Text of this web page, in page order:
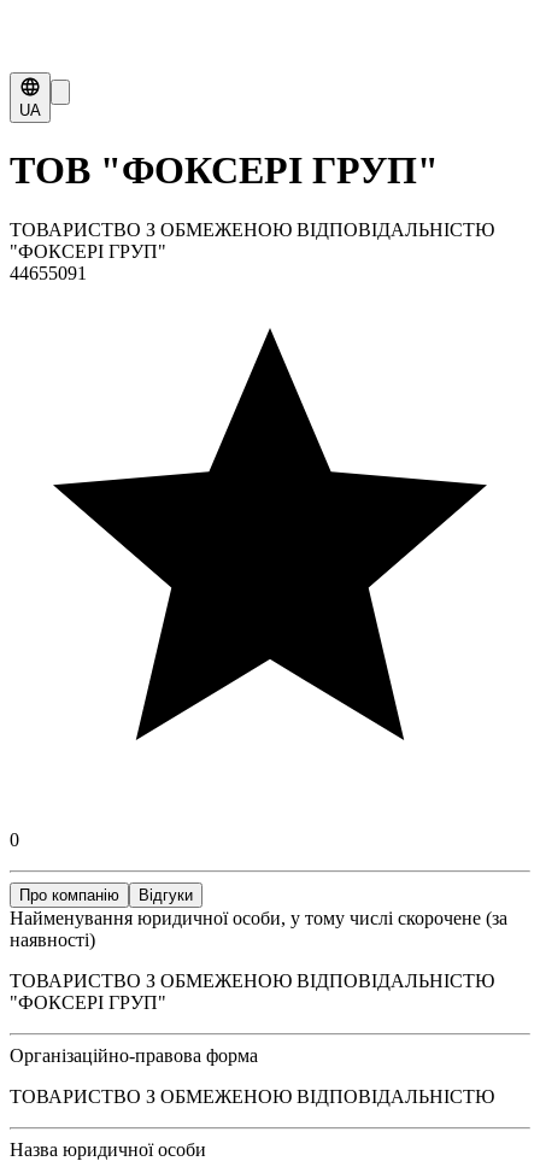
UA
ТОВ "ФОКСЕРІ ГРУП"
ТОВАРИСТВО З ОБМЕЖЕНОЮ ВІДПОВІДАЛЬНІСТЮ
"ФОКСЕРІ ГРУП"
44655091
0
Про компанію Відгуки
Найменування юридичної особи, у тому числі скорочене (за
наявності)
ТОВАРИСТВО З ОБМЕЖЕНОЮ ВІДПОВІДАЛЬНІСТЮ
"ФОКСЕРІ ГРУП"
Організаційно-правова форма
ТОВАРИСТВО З ОБМЕЖЕНОЮ ВІДПОВІДАЛЬНІСТЮ
Назва юридичної особи